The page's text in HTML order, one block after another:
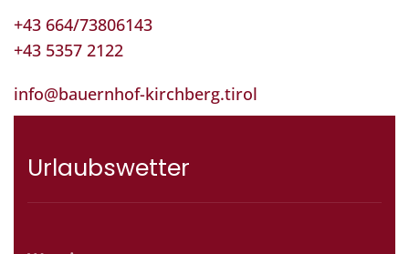
+43 664/73806143
+43 5357 2122
info@bauernhof-kirchberg.tirol
Urlaubswetter